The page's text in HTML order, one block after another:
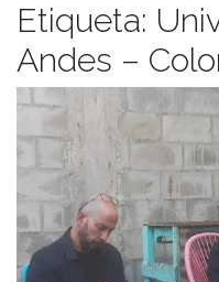
Etiqueta:
Andes –